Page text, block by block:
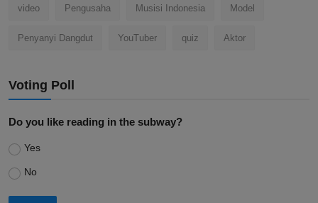
video Pengusaha Musisi Indonesia Model
Penyanyi Dangdut YouTuber quiz Aktor
Voting Poll
Do you like reading in the subway?
Yes
No